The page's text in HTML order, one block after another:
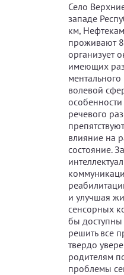
Село
западе
км,
проживают
организует
имеющих
волевой
речевого
влияние на
состояние.
и улучшая
сенсорных
бы
решить все
твердо
родителям
проблемы